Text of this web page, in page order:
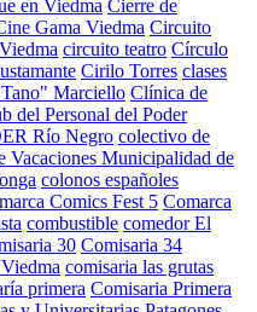
en Viedma Cierre de
Gama Viedma Circuito
circuito teatro Círculo
Cirilo Torres clases
Marciello Clínica de
del Personal del Poder
Río Negro colectivo de
Vacaciones Municipalidad de
colonos españoles
Comics Fest 5 Comarca
combustible comedor El
30 Comisaria 34
comisaria las grutas
primera Comisaria Primera